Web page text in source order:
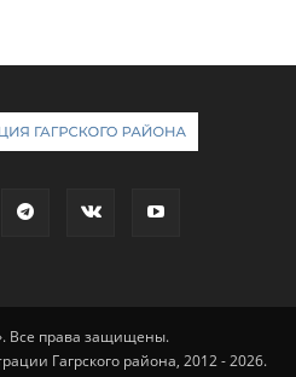
Все права защищены.
Гагрского района, 2012 - 2026.